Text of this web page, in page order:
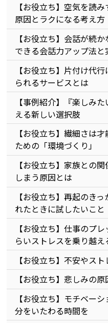
【お役立ち】空気を読
原因とラクになる考え方
【お役立ち】会話が続
できる会話力アップ法と
【お役立ち】片付け代
られるサービスとは
【事例紹介】『楽しみ
える新しい選択肢
【お役立ち】繊細さは
ための「環境づくり」
【お役立ち】家族との
しまう原因とは
【お役立ち】再起のき
れたときに試したいこと
【お役立ち】仕事のプ
らいストレスを乗り越え
【お役立ち】不安やス
【お役立ち】悲しみの
【お役立ち】モチベー
分をいたわる時間を